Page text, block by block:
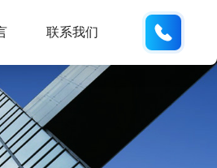
联系我们